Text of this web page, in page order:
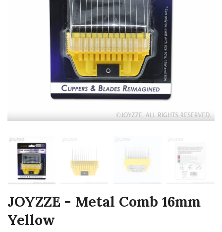
JOYZZE - Metal Comb 16mm
Yellow